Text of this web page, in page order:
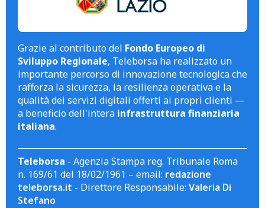
Grazie al contributo del Fondo Europeo di
Sviluppo Regionale, Teleborsa ha realizzato un
importante percorso di innovazione tecnologica che
rafforza la sicurezza, la resilienza operativa e la
qualità dei servizi digitali offerti ai propri clienti —
a beneficio dell'intera infrastruttura finanziaria
italiana.
Teleborsa - Agenzia Stampa reg. Tribunale Roma
n. 169/61 del 18/02/1961 – email: redazione
teleborsa.it - Direttore Responsabile: Valeria Di
Stefano